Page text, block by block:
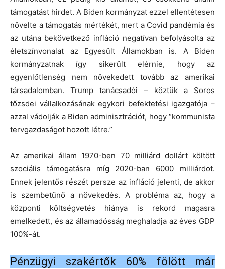
támogatást hirdet. A Biden kormányzat ezzel ellentétesen
növelte a támogatás mértékét, mert a Covid pandémia és
az utána bekövetkező infláció negatívan befolyásolta az
életszínvonalat az Egyesült Államokban is. A Biden
kormányzatnak így sikerült elérnie, hogy az
egyenlőtlenség nem növekedett tovább az amerikai
társadalomban. Trump tanácsadói – köztük a Soros
tőzsdei vállalkozásának egykori befektetési igazgatója –
azzal vádolják a Biden adminisztrációt, hogy “kommunista
tervgazdaságot hozott létre.”
Az amerikai állam 1970-ben 70 milliárd dollárt költött
szociális támogatásra míg 2020-ban 6000 milliárdot.
Ennek jelentős részét persze az infláció jelenti, de akkor
is szembetűnő a növekedés. A probléma az, hogy a
központi költségvetés hiánya is rekord magasra
emelkedett, és az államadósság meghaladja az éves GDP
100%-át.
Pénzügyi szakértők 60% fölött már